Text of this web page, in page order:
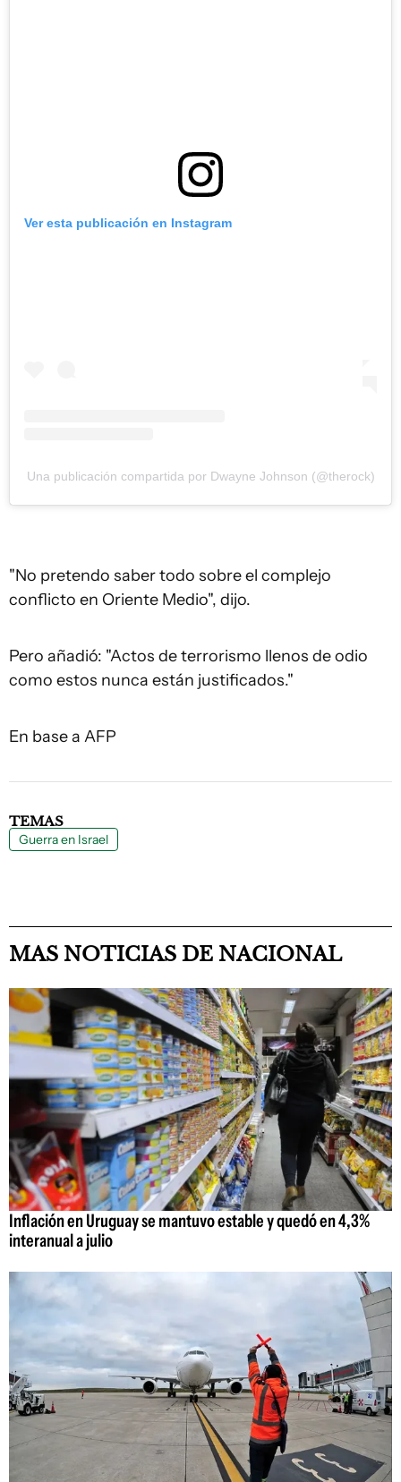
Ver esta publicación en Instagram
Una publicación compartida por Dwayne Johnson (@therock)
"No pretendo saber todo sobre el complejo
conflicto en Oriente Medio", dijo.
Pero añadió: "Actos de terrorismo llenos de odio
como estos nunca están justificados."
En base a AFP
TEMAS
Guerra en Israel
MAS NOTICIAS DE NACIONAL
Inflación en Uruguay se mantuvo estable y quedó en 4,3%
interanual a julio